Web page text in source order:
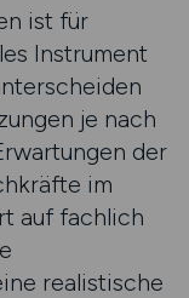
ist für
Instrument
je nach
der
im
auf fachlich
realistische